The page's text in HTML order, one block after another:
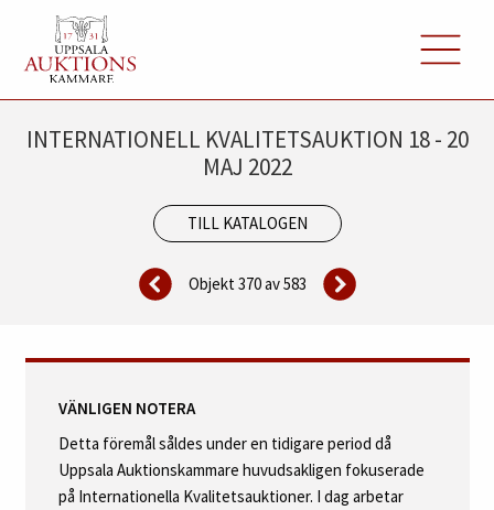
INTERNATIONELL KVALITETSAUKTION 18 - 20
MAJ 2022
TILL KATALOGEN
Objekt 370 av583
VÄNLIGEN NOTERA
Detta föremål såldes under en tidigare period då
Uppsala Auktionskammare huvudsakligen fokuserade
på Internationella Kvalitetsauktioner. I dag arbetar